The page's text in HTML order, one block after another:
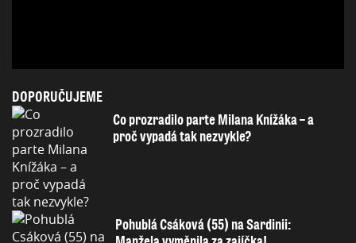
DOPORUČUJEME
Co prozradilo parte Milana Knížáka – a
proč vypadá tak nezvykle?
Pohublá Csáková (55) na Sardinii: